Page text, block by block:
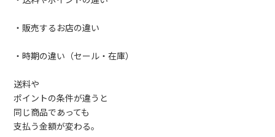
・販売するお店の違い
・時期の違い（セール・在庫）
送料や
ポイントの条件が違うと
同じ商品であっても
支払う金額が変わる。